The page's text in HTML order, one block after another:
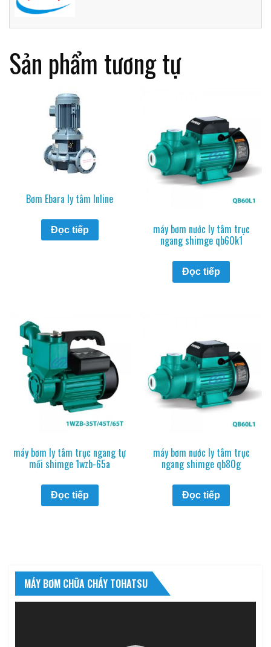
Sản phẩm tương tự
Bơm Ebara ly tâm Inline
Đọc tiếp máy bơm nước ly tâm trục
ngang shimge qb60k1
Đọc tiếp
máy bơm ly tâm trục ngang tự
mồi shimge 1wzb-65a
Đọc tiếp
máy bơm nước ly tâm trục
ngang shimge qb80g
Đọc tiếp
MÁY BƠM CHỮA CHÁY TOHATSU